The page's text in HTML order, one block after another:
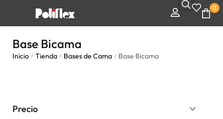
0
Base Bicama
Inicio / Tienda / Bases de Cama / Base Bicama
Precio